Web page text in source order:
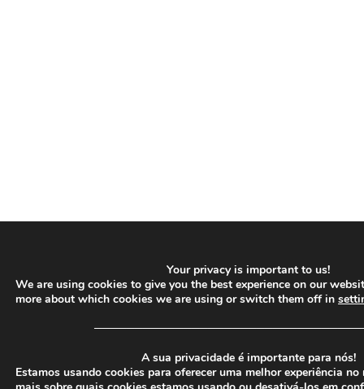
Your privacy is important to us!
We are using cookies to give you the best experience on our
more about which cookies we are using or switch them off in
A sua privacidade é importante para nós!
Estamos usando cookies para oferecer uma melhor experiência no